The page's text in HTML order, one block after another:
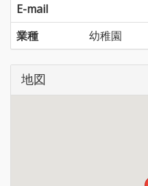
E-mail
業種
幼稚園
地図